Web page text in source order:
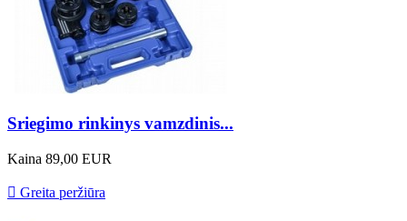
Sriegimo rinkinys vamzdinis...
Kaina 89,00 EUR
 Greita peržiūra